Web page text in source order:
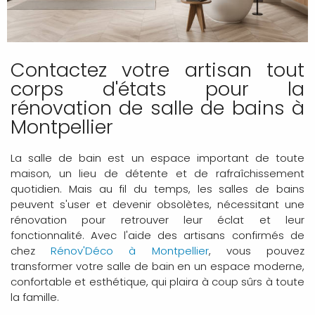
Contactez votre artisan tout
corps d'états pour la
rénovation de salle de bains à
Montpellier
La salle de bain est un espace important de toute
maison, un lieu de détente et de rafraîchissement
quotidien. Mais au fil du temps, les salles de bains
peuvent s'user et devenir obsolètes, nécessitant une
rénovation pour retrouver leur éclat et leur
fonctionnalité. Avec l'aide des artisans confirmés de
chezRénov'Déco à Montpellier, vous pouvez
transformer votre salle de bain en un espace moderne,
confortable et esthétique, qui plaira à coup sûrs à toute
la famille.